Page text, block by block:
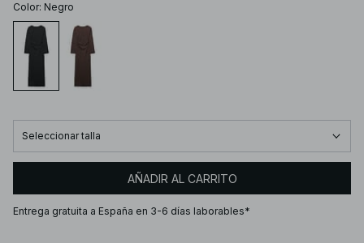
Color: Negro
Seleccionar talla
AÑADIR AL CARRITO
Entrega gratuita a España en 3-6 días laborables*